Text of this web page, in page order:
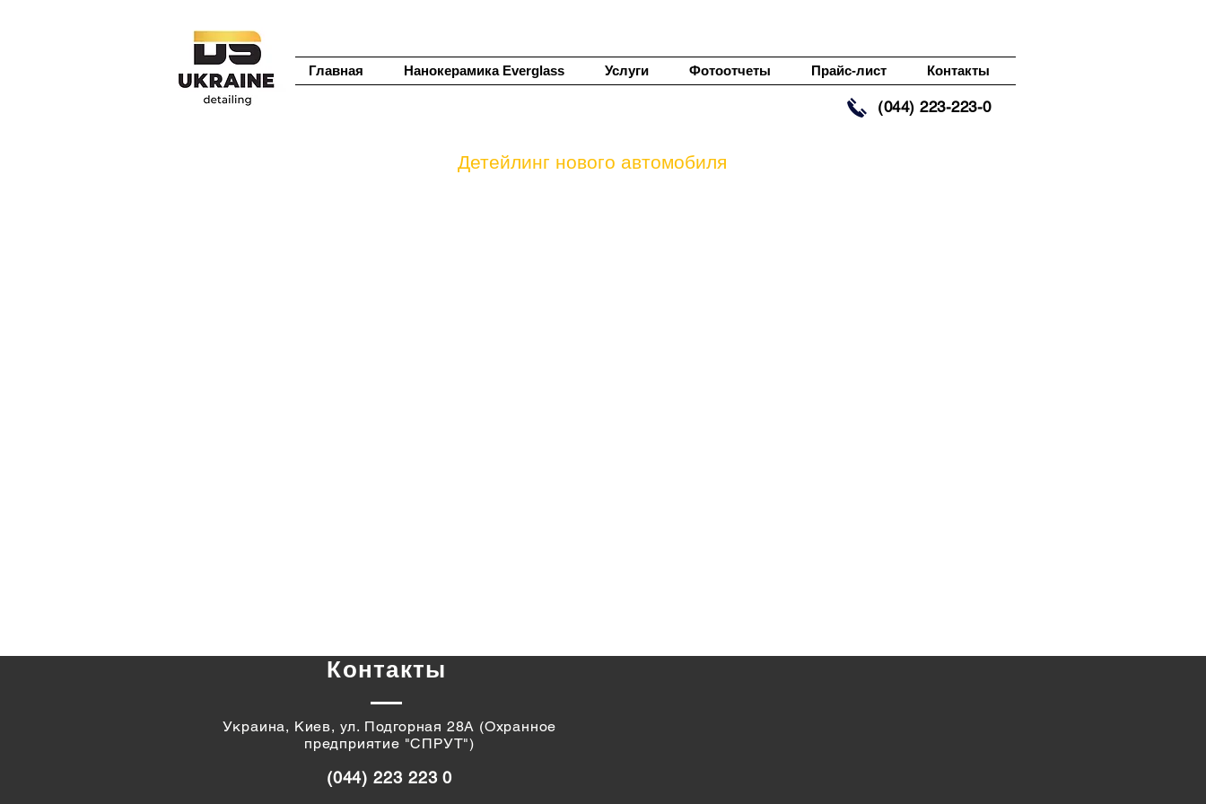
Главная Нанокерамика Everglass Услуги Фотоотчеты Прайс-лист Контакты
(044) 223-223-0
Детейлинг нового автомобиля
Контакты
Украина, Киев, ул. Подгорная 28А (Охранное
предприятие "СПРУТ")
(044) 223 223 0